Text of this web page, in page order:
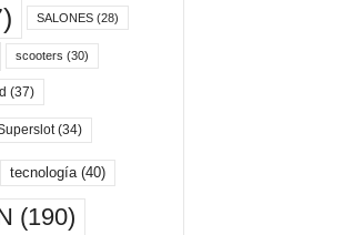
SALONES(28)
scooters (30)
(37)
(34)
tecnología(40)
(190)